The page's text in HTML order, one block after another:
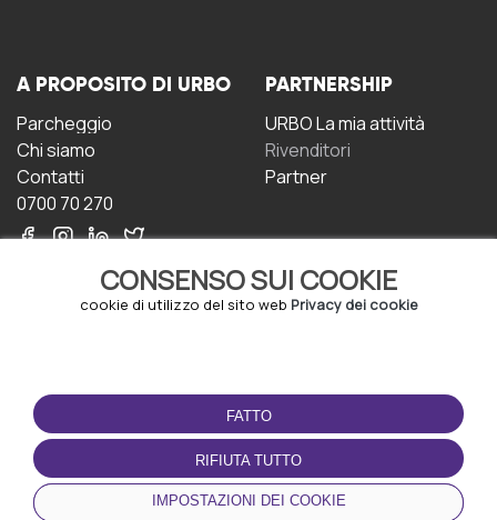
CONSENSO SUI COOKIE
cookie di utilizzo del sito web Privacy dei cookie
FATTO
RIFIUTA TUTTO
IMPOSTAZIONI DEI COOKIE
A PROPOSITO DI URBO
Parcheggio
Chi siamo
Contatti
0700 70 270
PARTNERSHIP
URBO La mia attività
Rivenditori
Partner
CONDIZIONI D'USO
Termini e Condizioni
Politica sulla riservatezza
Gestione dei Cookie
SCARICA L'APP